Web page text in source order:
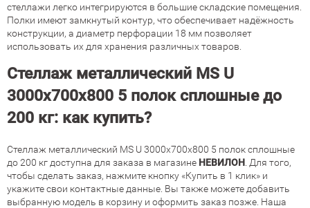
стеллажи легко интегрируются в большие складские помещения.
Полки имеют замкнутый контур, что обеспечивает надёжность
конструкции, а диаметр перфорации 18 мм позволяет
использовать их для хранения различных товаров.
Стеллаж металлический MS U
3000х700х800 5 полок сплошные до
200 кг: как купить?
Стеллаж металлический MS U 3000х700х800 5 полок сплошные
до 200 кг доступна для заказа в магазине НЕВИЛОН . Для того,
чтобы сделать заказ, нажмите кнопку «Купить в 1 клик» и
укажите свои контактные данные. Вы также можете добавить
выбранную модель в корзину и оформить заказ позже. Наша